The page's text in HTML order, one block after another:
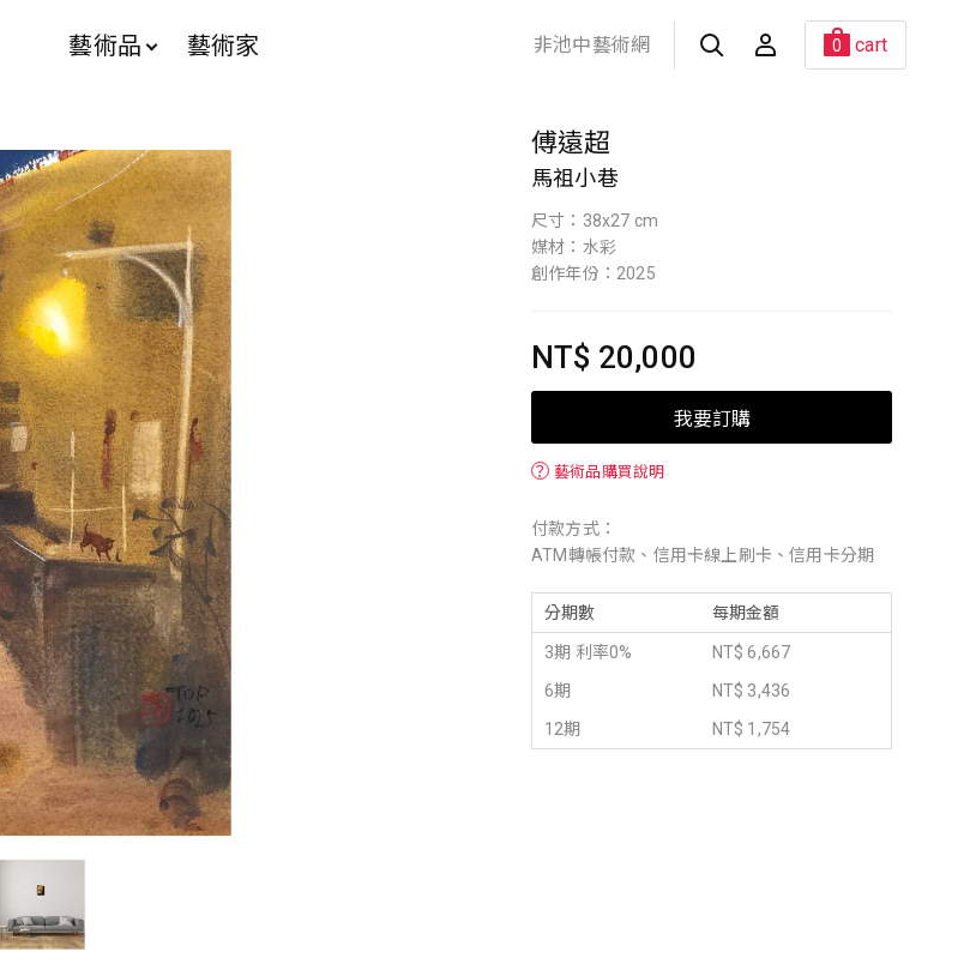
藝術品 藝術家 非池中藝術網 0 cart
傅遠超
馬祖小巷
尺寸：38x27 cm
媒材：水彩
創作年份：2025
NT$ 20,000
我要訂購
？ 藝術品購買說明
付款方式：
ATM轉帳付款、信用卡線上刷卡、信用卡分期
分期數 每期金額
3期 利率0%
NT$ 6,667
6期
NT$ 3,436
12期
NT$ 1,754